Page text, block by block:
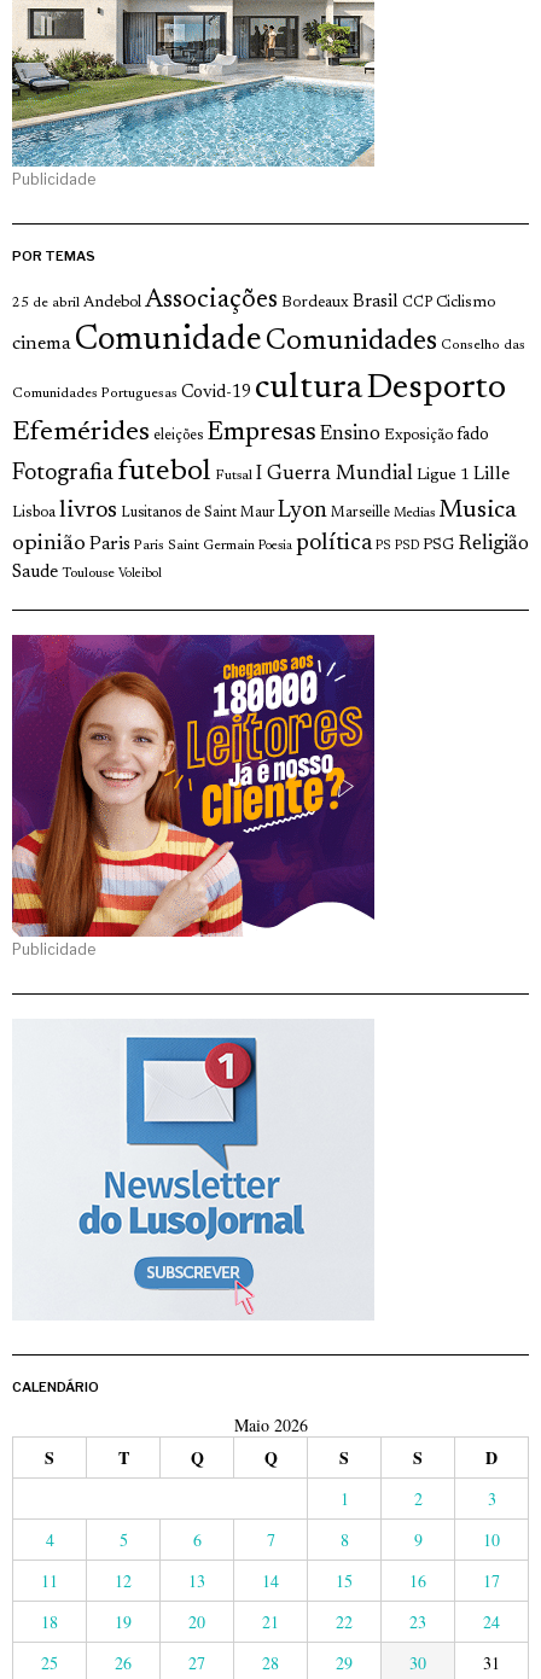
Publicidade
POR TEMAS
25 de abril Andebol Associações Bordeaux Brasil CCP Ciclismo
cinema Comunidade Comunidades Conselho das
Comunidades Portuguesas Covid-19 culturaDesporto
Efemérides eleições Empresas Ensino Exposição fado
Fotografia futebol Futsal I Guerra Mundial Ligue 1 Lille
Lisboa livros Lusitanos de Saint Maur Lyon Marseille Medias Musica
opinião Paris Paris Saint Germain Poesia política PS PSD PSG Religião
Saude Toulouse Voleibol
Publicidade
CALENDÁRIO
Maio 2026
S T Q Q S S D
1 2
3
4
5 6 7 8 9
10
11
12 13 14 15 16
17
18
19 20 21 22 23
24
25
26 27 28 29 30 31